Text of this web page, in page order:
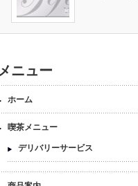
ニュー
ホーム
喫茶メニュー
デリバリーサービス